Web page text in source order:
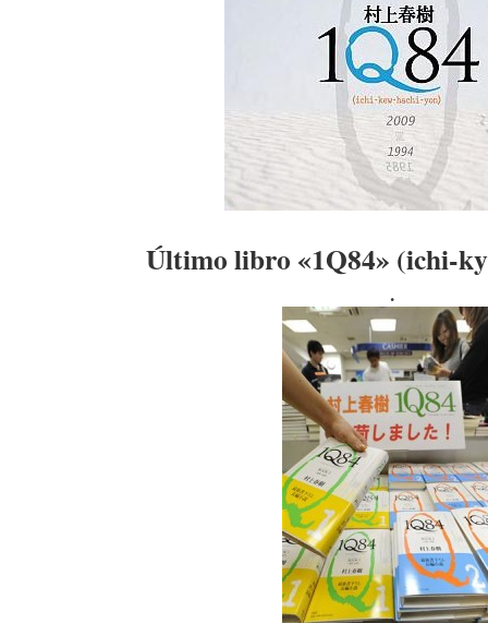
Último libro «1Q84» (ichi-
.